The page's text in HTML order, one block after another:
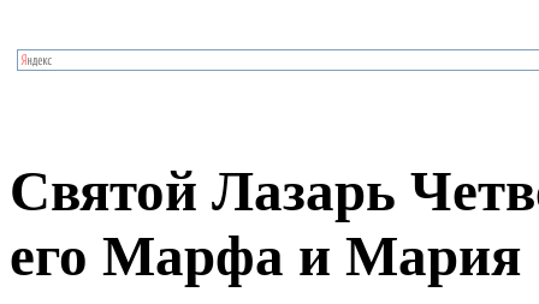
Святой Лазарь
его Марфа и Мария